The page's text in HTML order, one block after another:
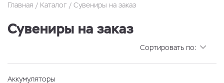
Главная Каталог Сувениры на заказ
Сувениры на заказ
Сортировать по:
Аккумуляторы